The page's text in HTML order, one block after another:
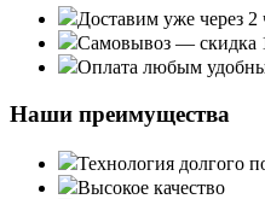
Доставим уже через 2
Самовывоз — скидка
Оплата любым
Наши преимущества
Технология долгого
Высокое качество